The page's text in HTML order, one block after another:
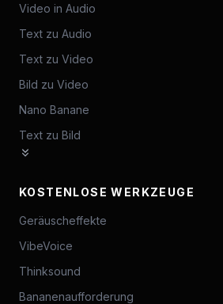
Video in Audio
Text zu Audio
Text zu Video
Bild zu Video
Nano Banane
Text zu Bild
KOSTENLOSE WERKZEUGE
Geräuscheffekte
VibeVoice
Thinksound
Bananenaufforderung